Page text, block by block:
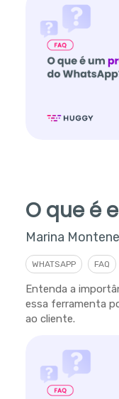
O que é
Marina
WHATSAPP FAQ
Entenda a
essa ferramenta
ao cliente.